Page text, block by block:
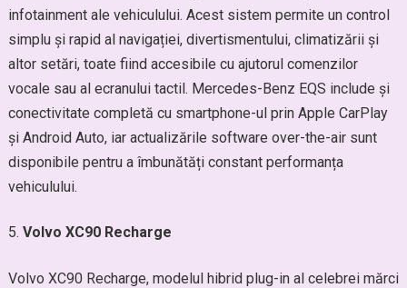
infotainment ale vehiculului. Acest sistem permite un control
simplu și rapid al navigației, divertismentului, climatizării și
altor setări, toate fiind accesibile cu ajutorul comenzilor
vocale sau al ecranului tactil. Mercedes-Benz EQS include și
conectivitate completă cu smartphone-ul prin Apple CarPlay
și Android Auto, iar actualizările software over-the-air sunt
disponibile pentru a îmbunătăți constant performanța
vehiculului.
Volvo XC90 Recharge
Volvo XC90 Recharge, modelul hibrid plug-in al celebrei mărci